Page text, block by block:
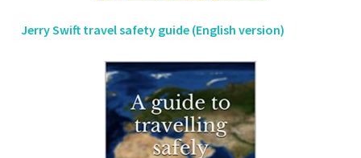
Jerry Swift travel safety guide (English version)